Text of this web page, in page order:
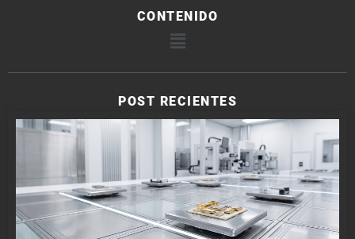
CONTENIDO
POST RECIENTES